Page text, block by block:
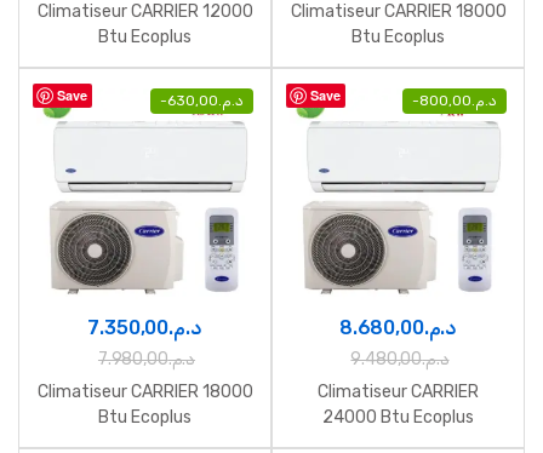
Climatiseur CARRIER 12000
Btu Ecoplus
Climatiseur CARRIER 18000
Btu Ecoplus
Save - د.م.630,00
د.م.7.350,00
د.م.7.980,00
Climatiseur CARRIER 18000
Btu Ecoplus
Save - د.م.800,00
د.م.8.680,00
د.م.9.480,00
Climatiseur CARRIER
24000 Btu Ecoplus